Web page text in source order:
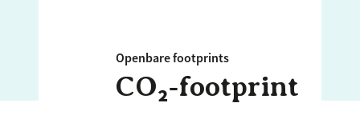
Openbare footprints
CO₂‑footprint